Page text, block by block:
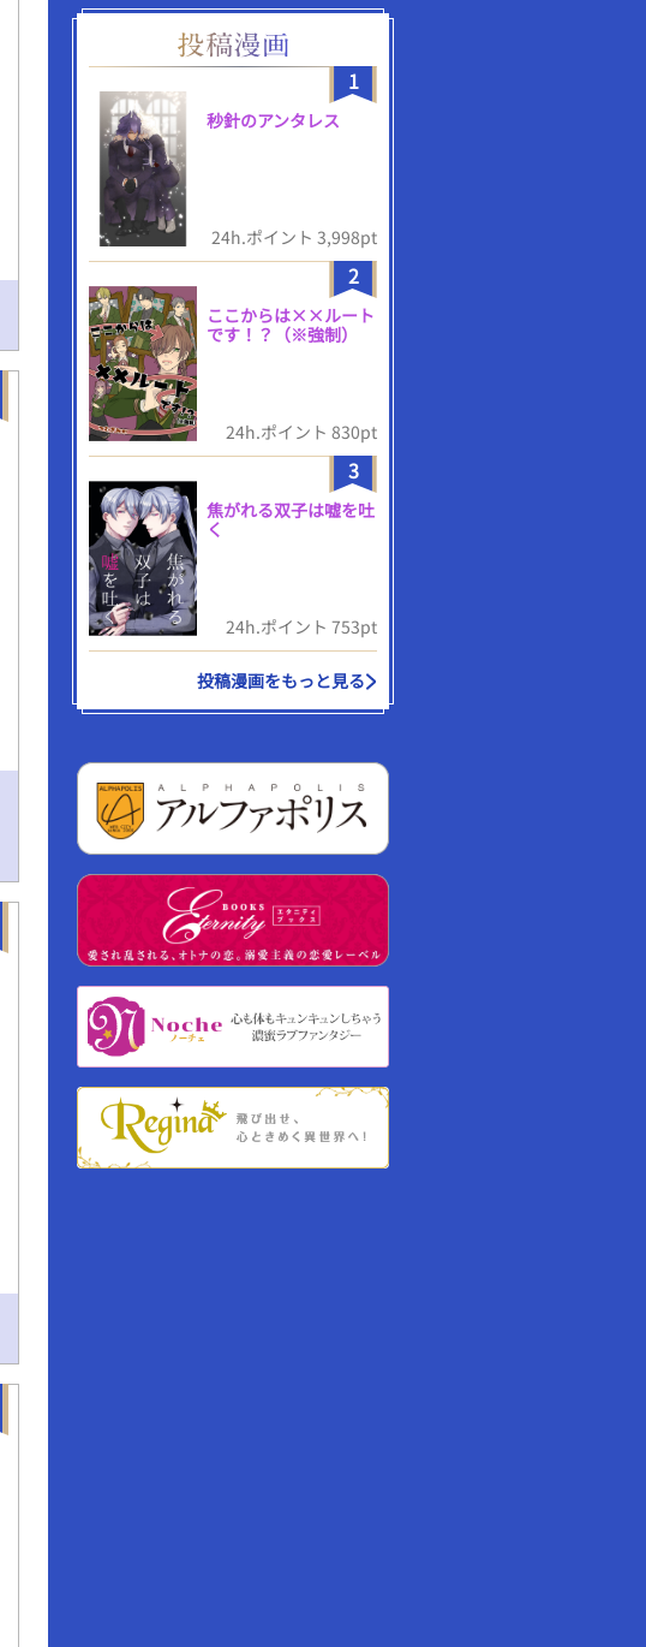
1
秒針のアンタレス
24h.ポイント 3,998pt
2
ここからは××ルート
です！？（※強制）
24h.ポイント 830pt
3
焦がれる双子は嘘を吐
く
24h.ポイント 753pt
投稿漫画をもっと見る